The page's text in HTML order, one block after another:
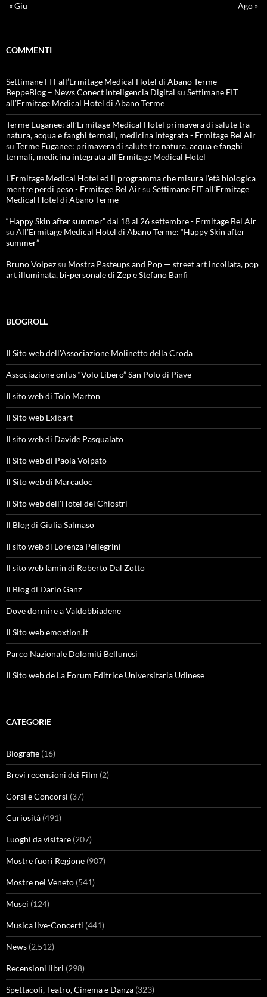
« Giu
Ago »
COMMENTI
Settimane FIT all’Ermitage Medical Hotel di Abano Terme –
BeppeBlog – News Conect Inteligencia Digital su Settimane FIT
all’Ermitage Medical Hotel di Abano Terme
Terme Euganee: all’Ermitage Medical Hotel primavera di salute tra
natura, acqua e fanghi termali, medicina integrata - Ermitage Bel Air
su Terme Euganee: primavera di salute tra natura, acqua e fanghi
termali, medicina integrata all’Ermitage Medical Hotel
L'Ermitage Medical Hotel ed il programma che misura l’età biologica
mentre perdi peso - Ermitage Bel Airsu Settimane FIT all’Ermitage
Medical Hotel di Abano Terme
“Happy Skin after summer” dal 18 al 26 settembre - Ermitage Bel Air
su All’Ermitage Medical Hotel di Abano Terme: “Happy Skin after
summer”
Bruno Volpezsu Mostra Pasteups and Pop — street art incollata, pop
art illuminata, bi-personale di Zep e Stefano Banfi
BLOGROLL
Il Sito web dell'Associazione Molinetto della Croda
Associazione onlus “Volo Libero” San Polo di Piave
Il sito web di Tolo Marton
Il Sito web Exibart
Il sito web di Davide Pasqualato
Il Sito web di Paola Volpato
Il Sito web di Marcadoc
Il Sito web dell'Hotel dei Chiostri
Il Blog di Giulia Salmaso
Il sito web di Lorenza Pellegrini
Il sito web Iamin di Roberto Dal Zotto
Il Blog di Dario Ganz
Dove dormire a Valdobbiadene
Il Sito web emoxtion.it
Parco Nazionale Dolomiti Bellunesi
Il Sito web de La Forum Editrice Universitaria Udinese
CATEGORIE
Biografie (16)
Brevi recensioni dei Film (2)
Corsi e Concorsi (37)
Curiosità (491)
Luoghi da visitare (207)
Mostre fuori Regione (907)
Mostre nel Veneto (541)
Musei (124)
Musica live-Concerti (441)
News (2.512)
Recensioni libri (298)
Spettacoli, Teatro, Cinema e Danza (323)